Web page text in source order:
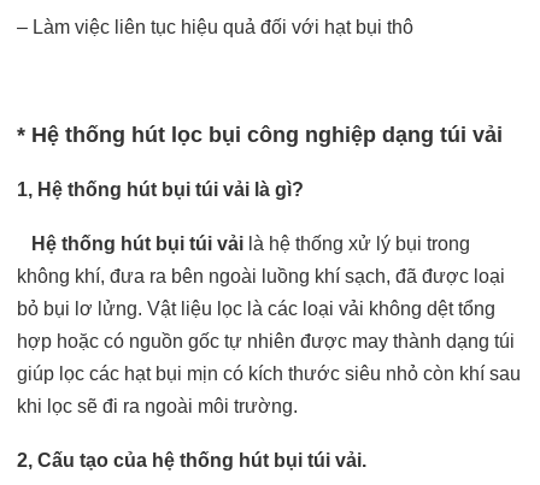
– Làm việc liên tục hiệu quả đối với hạt bụi thô
* Hệ thống hút lọc bụi công nghiệp dạng túi vải
1, Hệ thống hút bụi túi vải là gì?
Hệ thống hút bụi túi vải là hệ thống xử lý bụi trong
không khí, đưa ra bên ngoài luồng khí sạch, đã được loại
bỏ bụi lơ lửng. Vật liệu lọc là các loại vải không dệt tổng
hợp hoặc có nguồn gốc tự nhiên được may thành dạng túi
giúp lọc các hạt bụi mịn có kích thước siêu nhỏ còn khí sau
khi lọc sẽ đi ra ngoài môi trường.
2, Cấu tạo của hệ thống hút bụi túi vải.